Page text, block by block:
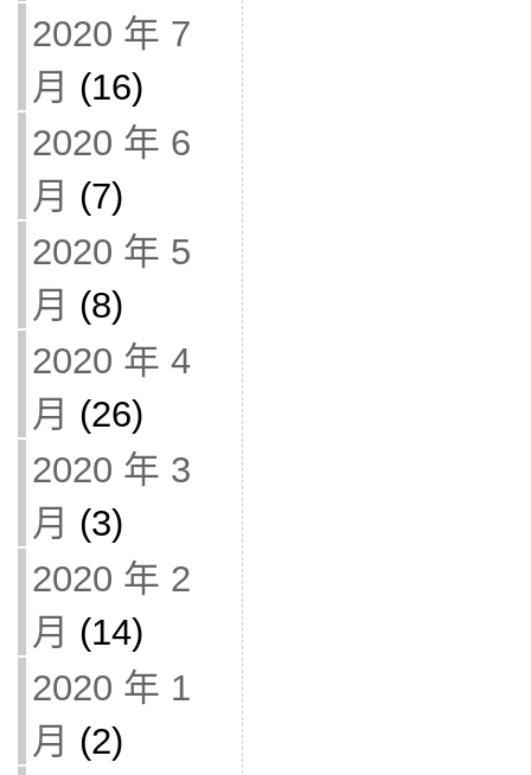
2020 年 7
月 (16)
2020 年 6
月 (7)
2020 年 5
月 (8)
2020 年 4
月 (26)
2020 年 3
月 (3)
2020 年 2
月 (14)
2020 年 1
月 (2)